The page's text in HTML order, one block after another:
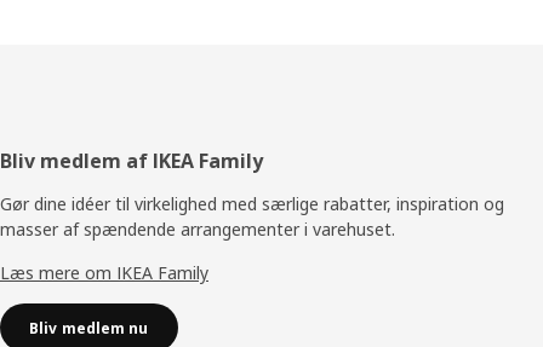
Footer
Bliv medlem af IKEA Family
Gør dine idéer til virkelighed med særlige rabatter, inspiration og
masser af spændende arrangementer i varehuset.
Læs mere om IKEA Family
Bliv medlem nu